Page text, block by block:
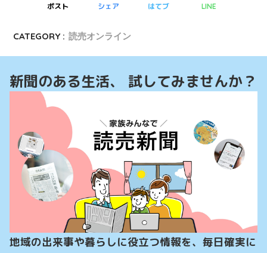
ポスト シェア はてブ LINE
CATEGORY : 読売オンライン
新聞のある生活、 試してみませんか？
地域の出来事や暮らしに役立つ情報を、毎日確実に